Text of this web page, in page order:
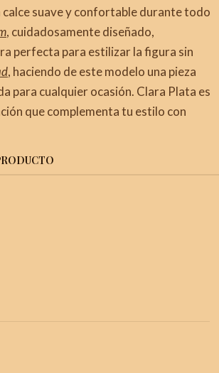
calce suave y confortable durante todo
, cuidadosamente diseñado,
perfecta para estilizar la figura sin
, haciendo de este modelo una pieza
para cualquier ocasión. Clara Plata es
que complementa tu estilo con